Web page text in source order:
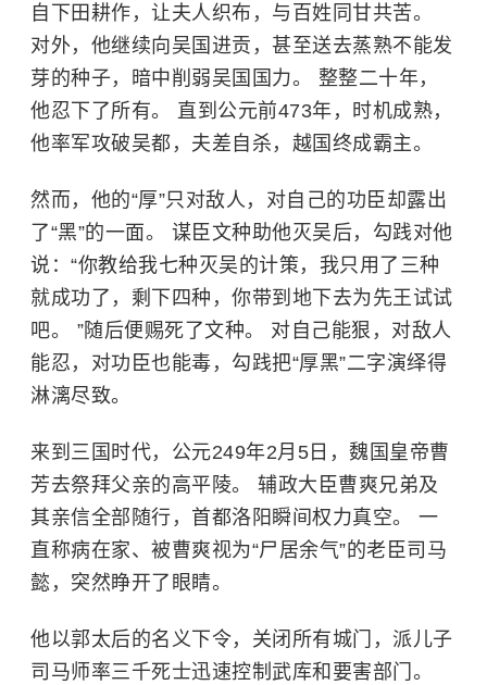
自下田耕作，让夫人织布，与百姓同甘共苦。
对外，他继续向吴国进贡，甚至送去蒸熟不能发
芽的种子，暗中削弱吴国国力。 整整二十年，
他忍下了所有。 直到公元前473年，时机成熟，
他率军攻破吴都，夫差自杀，越国终成霸主。
然而，他的“厚”只对敌人，对自己的功臣却露出
了“黑”的一面。 谋臣文种助他灭吴后，勾践对他
说：“你教给我七种灭吴的计策，我只用了三种
就成功了，剩下四种，你带到地下去为先王试试
吧。 ”随后便赐死了文种。 对自己能狠，对敌人
能忍，对功臣也能毒，勾践把“厚黑”二字演绎得
淋漓尽致。
来到三国时代，公元249年2月5日，魏国皇帝曹
芳去祭拜父亲的高平陵。 辅政大臣曹爽兄弟及
其亲信全部随行，首都洛阳瞬间权力真空。 一
直称病在家、被曹爽视为“尸居余气”的老臣司马
懿 ，突然睁开了眼睛。
他以郭太后的名义下令，关闭所有城门，派儿子
司马师率三千死士迅速控制武库和要害部门。